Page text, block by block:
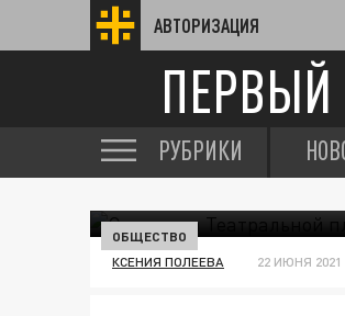
АВТОРИЗАЦИЯ
ПЕРВЫЙ
РУБРИКИ
ОБЩЕСТВО
КСЕНИЯ ПОЛЕЕВА 22 ИЮНЯ 2021